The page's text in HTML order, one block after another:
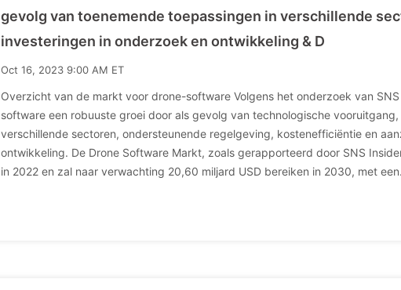
gevolg van toenemende toepassingen in verschillende
investeringen in onderzoek en ontwikkeling & D
Oct 16, 2023 9:00 AM ET
Overzicht van de markt voor drone-software Volgens het onderzoek van
software een robuuste groei door als gevolg van technologische
verschillende sectoren, ondersteunende regelgeving, kostenefficiëntie en
ontwikkeling. De Drone Software Markt, zoals gerapporteerd door SNS
in 2022 en zal naar verwachting 20,60 miljard USD bereiken in 2030, met een.